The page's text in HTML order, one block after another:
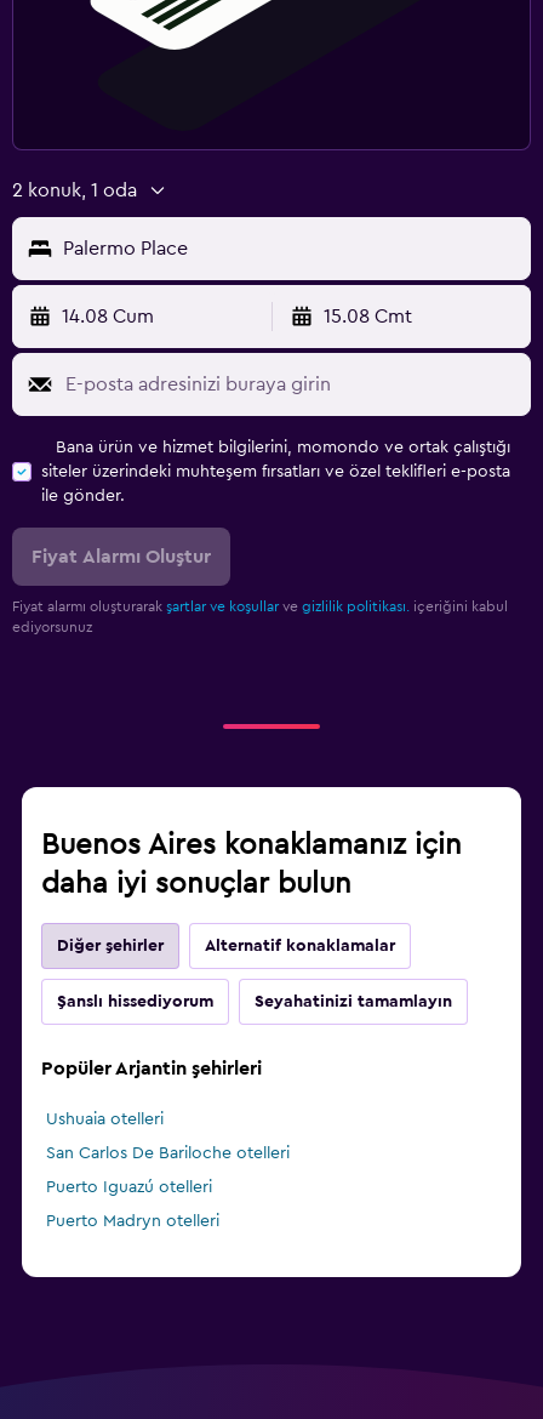
2 konuk, 1 oda
Palermo Place
14.08 Cum 15.08 Cmt
Bana ürün ve hizmet bilgilerini, momondo ve ortak çalıştığı
siteler üzerindeki muhteşem fırsatları ve özel teklifleri e-posta
ile gönder.
Fiyat Alarmı Oluştur
Fiyat alarmı oluşturarak şartlar ve koşullar ve gizlilik politikası.
içeriğini kabul
ediyorsunuz
Buenos Aires konaklamanız için
daha iyi sonuçlar bulun
Diğer şehirler Alternatif konaklamalar
Şanslı hissediyorum Seyahatinizi tamamlayın
Popüler Arjantin şehirleri
Ushuaia otelleri
San Carlos De Bariloche otelleri
Puerto Iguazú otelleri
Puerto Madryn otelleri